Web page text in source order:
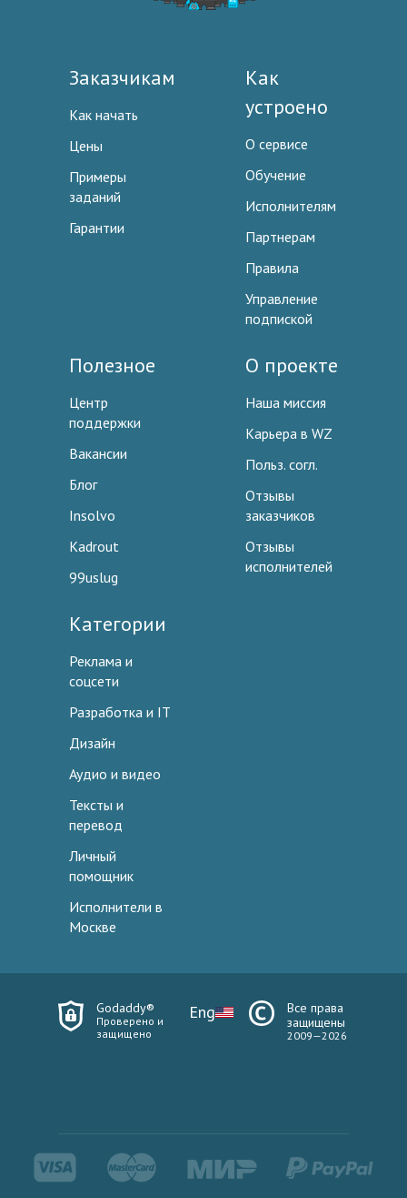
Заказчикам
Как начать
Цены
Примеры
заданий
Гарантии
Как
устроено
О сервисе
Обучение
Исполнителям
Партнерам
Правила
Управление
подпиской
Полезное
Центр
поддержки
Вакансии
Блог
Insolvo
Kadrout
99uslug
О проекте
Наша миссия
Карьера в WZ
Польз. согл.
Отзывы
заказчиков
Отзывы
исполнителей
Категории
Реклама и
соцсети
Разработка и IT
Дизайн
Аудио и видео
Тексты и
перевод
Личный
помощник
Исполнители в
Москве
Godaddy®
Проверено и
защищено
Eng
Все права
защищены
2009—2026